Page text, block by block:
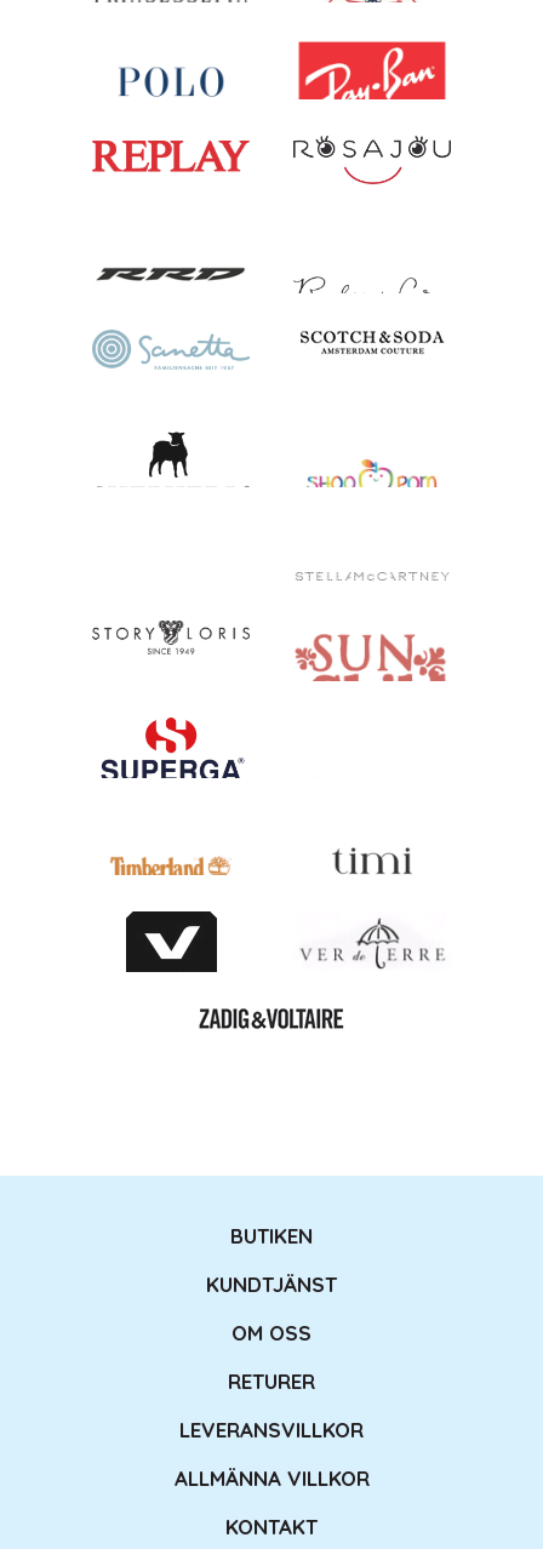
BUTIKEN
KUNDTJÄNST
OM OSS
RETURER
LEVERANSVILLKOR
ALLMÄNNA VILLKOR
KONTAKT